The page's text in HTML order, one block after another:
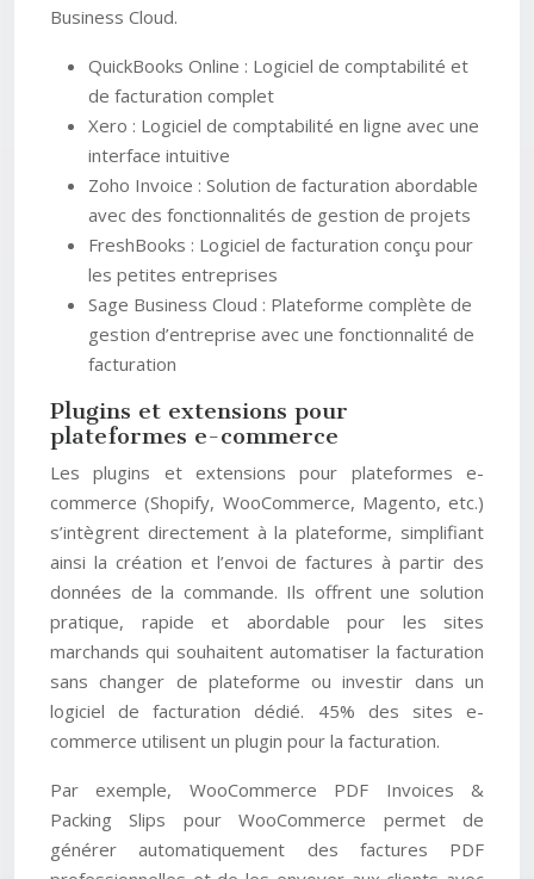
Business Cloud.
QuickBooks Online : Logiciel de comptabilité et
de facturation complet
Xero : Logiciel de comptabilité en ligne avec une
interface intuitive
Zoho Invoice : Solution de facturation abordable
avec des fonctionnalités de gestion de projets
FreshBooks : Logiciel de facturation conçu pour
les petites entreprises
Sage Business Cloud : Plateforme complète de
gestion d’entreprise avec une fonctionnalité de
facturation
Plugins et extensions pour
plateformes e-commerce
Les plugins et extensions pour plateformes e-
commerce (Shopify, WooCommerce, Magento, etc.)
s’intègrent directement à la plateforme, simplifiant
ainsi la création et l’envoi de factures à partir des
données de la commande. Ils offrent une solution
pratique, rapide et abordable pour les sites
marchands qui souhaitent automatiser la facturation
sans changer de plateforme ou investir dans un
logiciel de facturation dédié. 45% des sites e-
commerce utilisent un plugin pour la facturation.
Par exemple, WooCommerce PDF Invoices &
Packing Slips pour WooCommerce permet de
générer automatiquement des factures PDF